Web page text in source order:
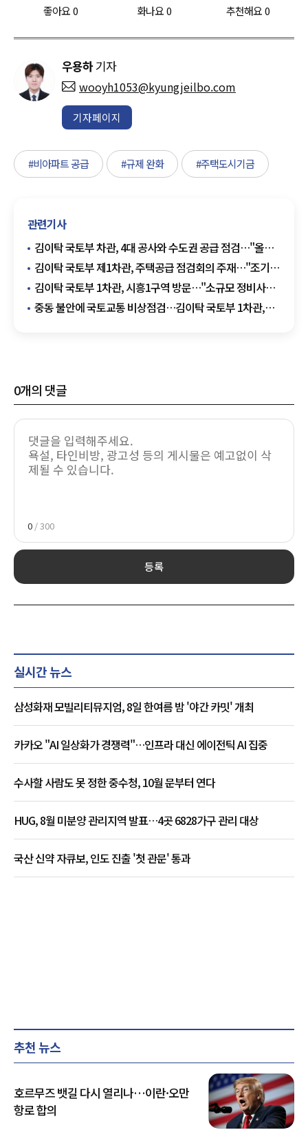
좋아요0 화나요0 추천해요 0
우용하기자
wooyh1053@kyungjeilbo.com
기자페이지
#비아파트 공급 #규제 완화 #주택도시기금
관련기사
김이탁 국토부 차관, 4대 공사와 수도권 공급 점검…"올해
6.2만호 차질 없이"
김이탁 국토부 제1차관, 주택공급 점검회의 주재…"조기
착공이 관건"
김이탁 국토부 1차관, 시흥1구역 방문…"소규모 정비사업
금융지원 강화"
중동 불안에 국토교통 비상점검…김이탁 국토부 1차관,
0개의 댓글
0 / 300
등록
실시간 뉴스
삼성화재 모빌리티뮤지엄, 8일 한여름 밤 '야간 카밋' 개최
카카오 "AI 일상화가 경쟁력"…인프라 대신 에이전틱 AI 집중
수사할 사람도 못 정한 중수청, 10월 문부터 연다
HUG, 8월 미분양 관리지역 발표…4곳 6828가구 관리 대상
국산 신약 자큐보, 인도 진출 '첫 관문' 통과
추천 뉴스
호르무즈 뱃길 다시 열리나…이란·오만
항로 합의